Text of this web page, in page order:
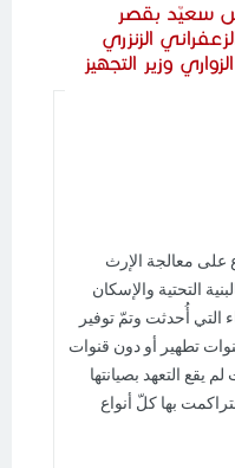
سعيّد بقصر
الزنزري
وزير التجهيز
على معالجة الإرث
التحتية والإسكان
أُحدثت وتمّ توفير
تطهير أو دون قنوات
يقع التعهد بصيانتها
بها كلّ أنواع